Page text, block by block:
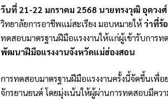
วันที่ 21-22 มกราคม 2568 นายทรงวุฒิ อุดวงศ์
วิทยาลัยการอาชีพแม่สะเรียง มอบหมายให้ว่าที่ร้
ทดสอบมาตรฐานฝีมือแรงงานให้แก่ผู้เข้ารับการ
พัฒนาฝีมือแรงงานจังหวัดแม่ฮ่องสอน
การทดสอบมาตรฐานฝีมือแรงงานครั้งนี้จัดขึ้นเพื่
จักรยานยนต์ โดยมุ่งเน้นให้ผู้ผ่านการทดสอบมีค